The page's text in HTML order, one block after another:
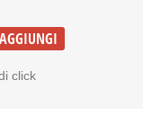
AGGIUNGI
click